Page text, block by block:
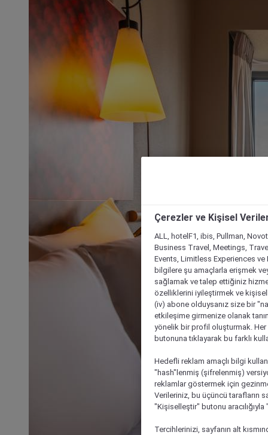
Çerezler ve Kişisel
ALL, hotelF1, ibis, Pullman,
Business Travel, Meetings,
Events, Limitless Experiences
bilgilere şu amaçlarla erişmek
sağlamak ve talep ettiğiniz
özelliklerini iyileştirmek ve
(iv) abone olduysanız size bir
etkileşime girmenize olanak
yönelik bir profil oluşturmak.
butonuna tıklayarak bu farklı
Hedefli reklam amaçlı bilgi
"hash"lenmiş (şifrelenmiş)
reklamlar göstermek için
Verileriniz, bu üçüncü tarafların
"Kişiselleştir" butonu
Tercihlerinizi, sayfanın alt